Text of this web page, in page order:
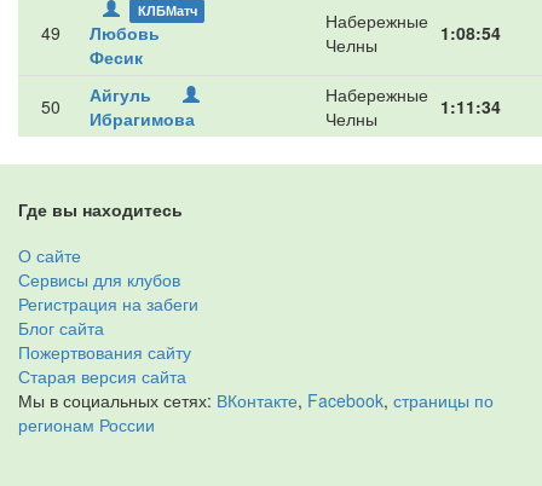
49
КЛБМатч
Любовь
Фесик
Набережные
Челны
1:08:54
50
Айгуль
Ибрагимова
Набережные
Челны
1:11:34
Где вы находитесь
О сайте
Сервисы для клубов
Регистрация на забеги
Блог сайта
Пожертвования сайту
Старая версия сайта
Мы в социальных сетях: ВКонтакте, Facebook, страницы по
регионам России